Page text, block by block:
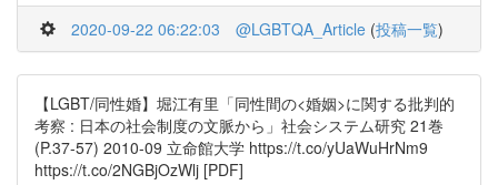
2020-09-22 06:22:03 @LGBTQA_Article (投稿一覧)
【LGBT/同性婚】堀江有里「同性間の<婚姻>に関する批判的
考察 : 日本の社会制度の文脈から」社会システム研究 21巻
(P.37-57) 2010-09 立命館大学 https://t.co/yUaWuHrNm9
https://t.co/2NGBjOzWlj [PDF]